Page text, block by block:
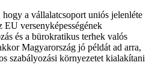
a vállalatcsoport uniós jelenléte
EU versenyképességének
és a bürokratikus terhek valós
Magyarország jó példát ad arra,
szabályozási környezetet kialakítani